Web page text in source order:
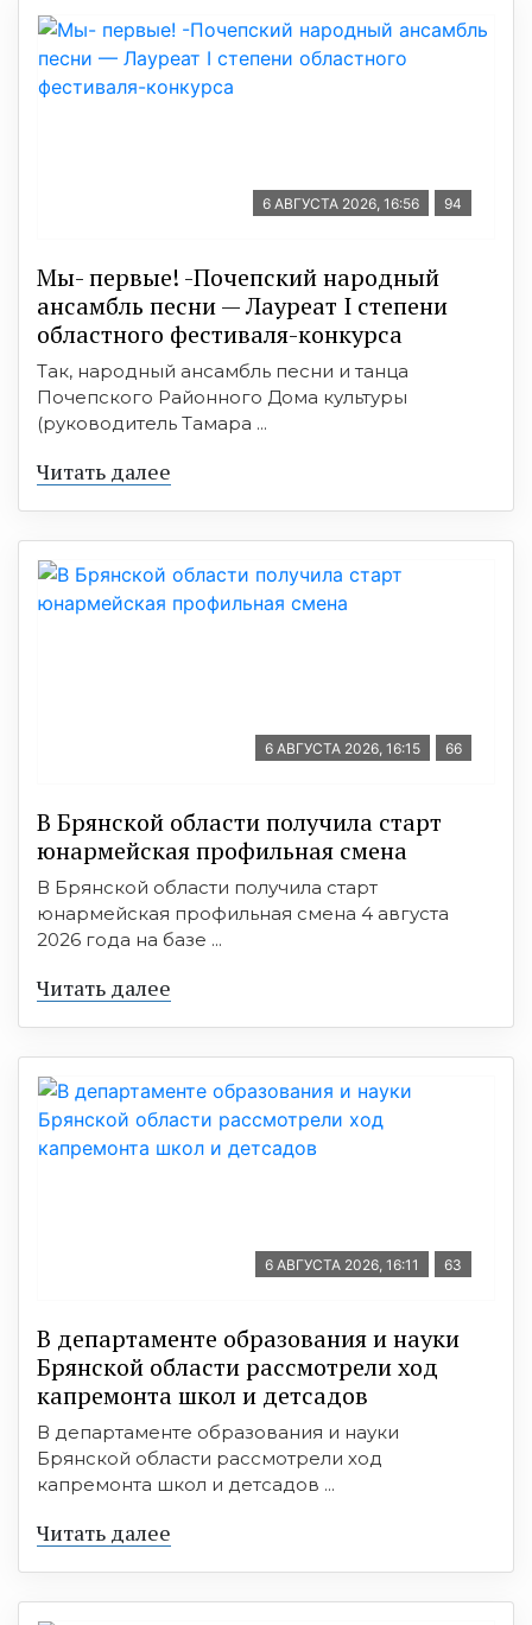
6 АВГУСТА 2026, 16:56 94
Мы- первые! -Почепский народный
ансамбль песни — Лауреат I степени
областного фестиваля-конкурса
Так, народный ансамбль песни и танца
Почепского Районного Дома культуры
(руководитель Тамара ...
Читать далее
6 АВГУСТА 2026, 16:15 66
В Брянской области получила старт
юнармейская профильная смена
В Брянской области получила старт
юнармейская профильная смена 4 августа
2026 года на базе ...
Читать далее
6 АВГУСТА 2026, 16:11 63
В департаменте образования и науки
Брянской области рассмотрели ход
капремонта школ и детсадов
В департаменте образования и науки
Брянской области рассмотрели ход
капремонта школ и детсадов ...
Читать далее